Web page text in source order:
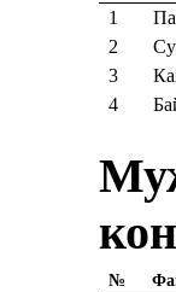
1
2
3
4
№